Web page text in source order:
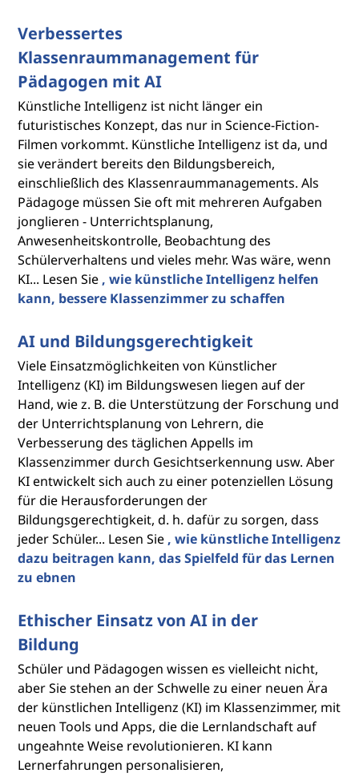
Verbessertes
Klassenraummanagement für
Pädagogen mit AI
Künstliche Intelligenz ist nicht länger ein
futuristisches Konzept, das nur in Science-Fiction-
Filmen vorkommt. Künstliche Intelligenz ist da, und
sie verändert bereits den Bildungsbereich,
einschließlich des Klassenraummanagements. Als
Pädagoge müssen Sie oft mit mehreren Aufgaben
jonglieren - Unterrichtsplanung,
Anwesenheitskontrolle, Beobachtung des
Schülerverhaltens und vieles mehr. Was wäre, wenn
KI... Lesen Sie , wie künstliche Intelligenz helfen
kann, bessere Klassenzimmer zu schaffen
AI und Bildungsgerechtigkeit
Viele Einsatzmöglichkeiten von Künstlicher
Intelligenz (KI) im Bildungswesen liegen auf der
Hand, wie z. B. die Unterstützung der Forschung und
der Unterrichtsplanung von Lehrern, die
Verbesserung des täglichen Appells im
Klassenzimmer durch Gesichtserkennung usw. Aber
KI entwickelt sich auch zu einer potenziellen Lösung
für die Herausforderungen der
Bildungsgerechtigkeit, d. h. dafür zu sorgen, dass
jeder Schüler... Lesen Sie , wie künstliche Intelligenz
dazu beitragen kann, das Spielfeld für das Lernen
zu ebnen
Ethischer Einsatz von AI in der
Bildung
Schüler und Pädagogen wissen es vielleicht nicht,
aber Sie stehen an der Schwelle zu einer neuen Ära
der künstlichen Intelligenz (KI) im Klassenzimmer, mit
neuen Tools und Apps, die die Lernlandschaft auf
ungeahnte Weise revolutionieren. KI kann
Lernerfahrungen personalisieren,